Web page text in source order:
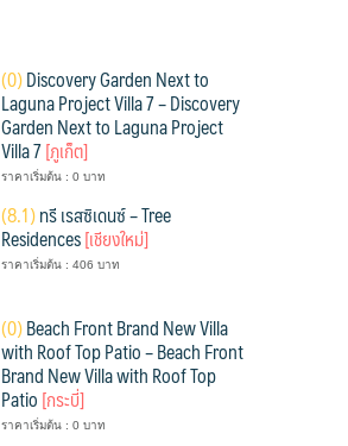
(0)Discovery Garden Next to
Laguna Project Villa 7 – Discovery
Garden Next to Laguna Project
Villa 7[ภูเก็ต]
ราคาเริ่มต้น : 0 บาท
(8.1)ทรี เรสซิเดนซ์ – Tree
Residences[เชียงใหม่]
ราคาเริ่มต้น : 406 บาท
(0)Beach Front Brand New Villa
with Roof Top Patio – Beach Front
Brand New Villa with Roof Top
Patio[กระบี่]
ราคาเริ่มต้น : 0 บาท